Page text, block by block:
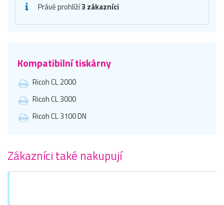
Právě prohlíží3 zákazníci
Kompatibilní tiskárny
Ricoh CL 2000
Ricoh CL 3000
Ricoh CL 3100 DN
Zákazníci také nakupují